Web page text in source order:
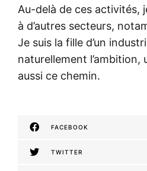
Au-delà de ces activités,
à d’autres secteurs,
Je suis la fille d’un
naturellement l’ambition,
aussi ce chemin.
FACEBOOK
TWITTER